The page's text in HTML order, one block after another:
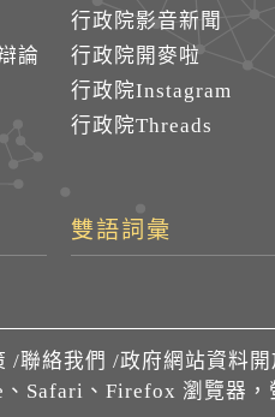
論
行政院影音新聞
行政院開麥啦
行政院Instagram
行政院Threads
雙語詞彙
/聯絡我們 /政府網站資料開
Safari、Firefox 瀏覽器